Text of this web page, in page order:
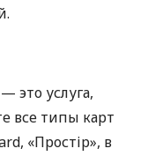
это услуга,
все типы карт
«Простір», в